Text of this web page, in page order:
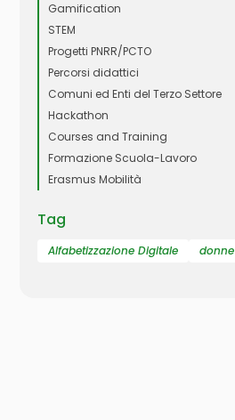
Gamification
STEM
Progetti PNRR/PCTO
Percorsi didattici
Comuni ed Enti del Terzo Settore
Hackathon
Courses and Training
Formazione Scuola-Lavoro
Erasmus Mobilità
Tag
Alfabetizzazione Digitale donne